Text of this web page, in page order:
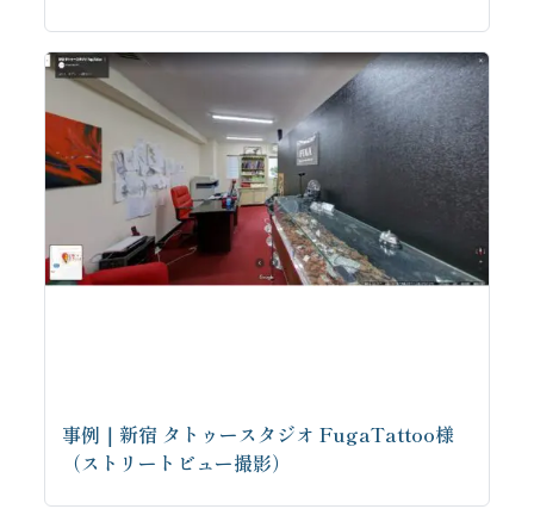
事例｜新宿 タトゥースタジオ FugaTattoo様
（ストリートビュー撮影）